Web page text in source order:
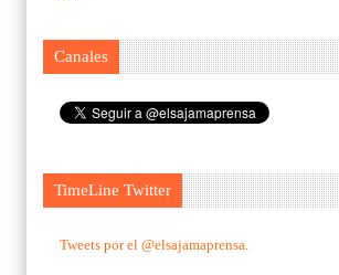
Canales
TimeLine Twitter
Tweets por el @elsajamaprensa.